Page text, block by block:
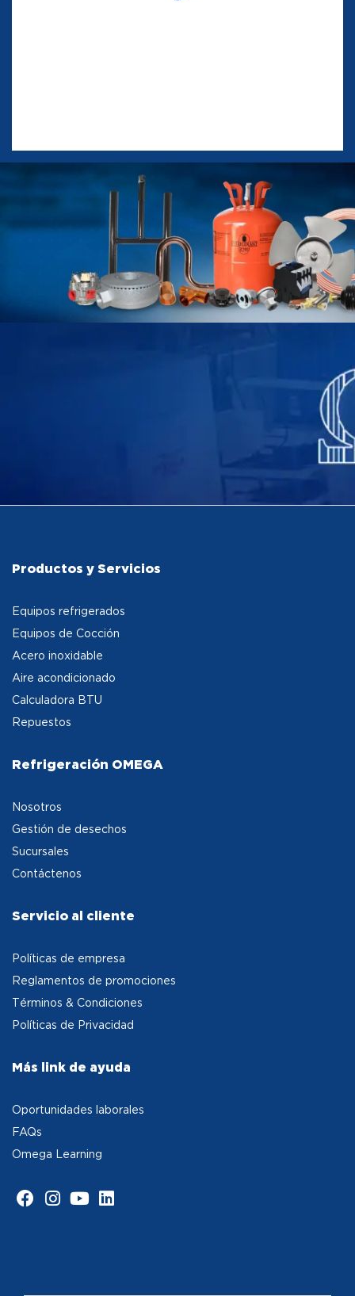
Productos y Servicios
Equipos refrigerados
Equipos de Cocción
Acero inoxidable
Aire acondicionado
Calculadora BTU
Repuestos
Refrigeración OMEGA
Nosotros
Gestión de desechos
Sucursales
Contáctenos
Servicio al cliente
Políticas de empresa
Reglamentos de promociones
Términos & Condiciones
Políticas de Privacidad
Más link de ayuda
Oportunidades laborales
FAQs
Omega Learning